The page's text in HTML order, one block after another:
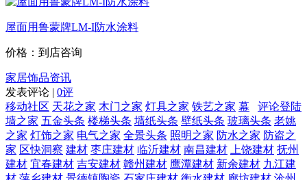
屋面用鲁蒙牌LM-I防水涂料
价格：到店咨询
家居饰品资讯
发表评论 | 0评
评论登陆
移动社区 天花之家 木门之家 灯具之家 铁艺之家 幕
墙之家 五金头条 楼梯头条 墙纸头条 壁纸头条 玻璃头条 老姚
之家 灯饰之家 电气之家 全景头条 照明之家 防水之家 防盗之
家 区快洞察 建材 枣庄建材 临沂建材 南昌建材 上饶建材 抚州
建材 宜春建材 吉安建材 赣州建材 鹰潭建材 新余建材 九江建